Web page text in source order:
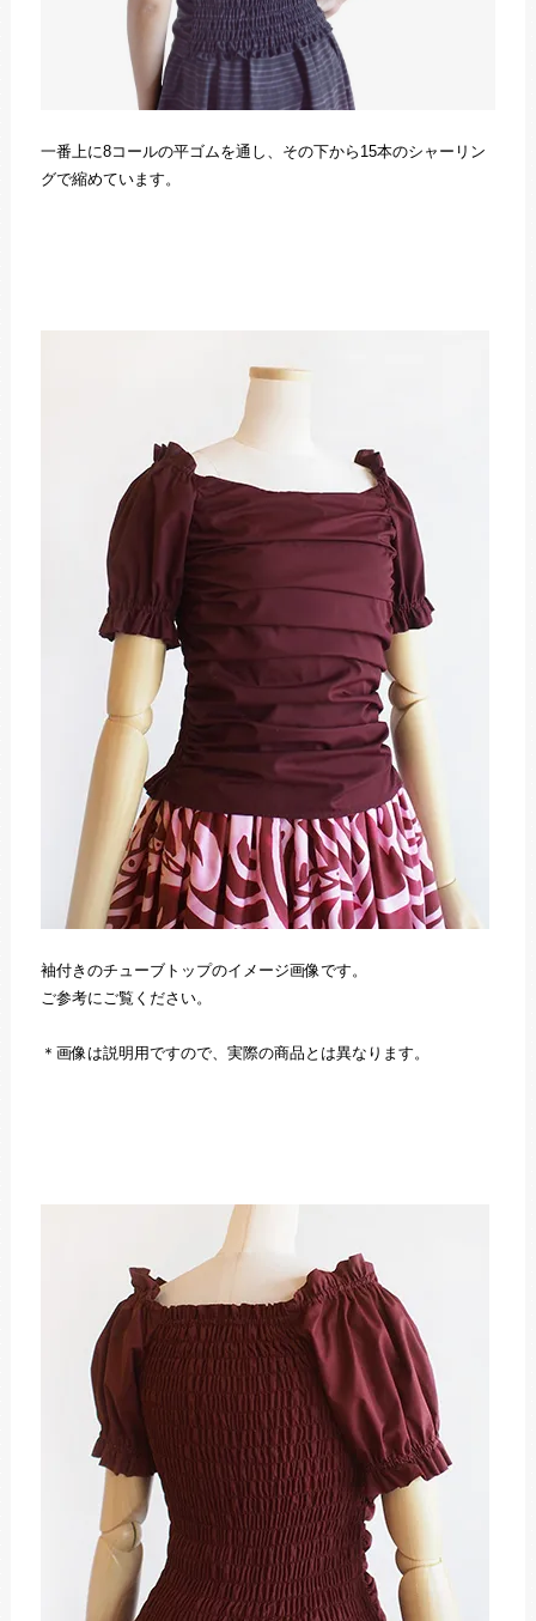
一番上に8コールの平ゴムを通し、その下から15本のシャーリン
グで縮めています。
袖付きのチューブトップのイメージ画像です。
ご参考にご覧ください。
＊画像は説明用ですので、実際の商品とは異なります。